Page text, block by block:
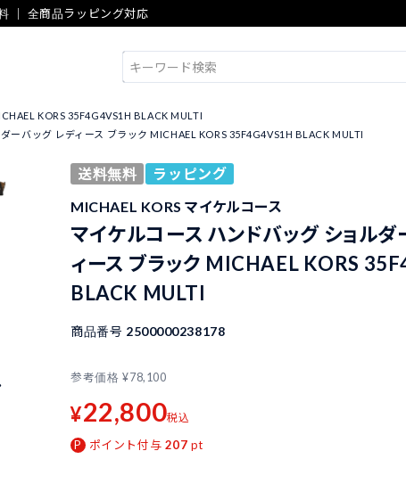
｜ 全商品ラッピング対応
KORS 35F4G4VS1H BLACK MULTI
ーバッグ レディース ブラック MICHAEL KORS 35F4G4VS1H BLACK MULTI
送料無料
ラッピング
MICHAEL KORS マイケルコース
マイケルコース ハンドバッグ ショルダ
ィース ブラック MICHAEL KORS
BLACK MULTI
商品番号 2500000238178
参考価格 ¥78,100
¥22,800税込
ポイント付与 207 pt